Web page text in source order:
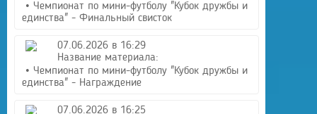
• Чемпионат по мини-футболу "Кубок дружбы и
единства" - Финальный свисток
07.06.2026 в 16:29
Название материала:
• Чемпионат по мини-футболу "Кубок дружбы и
единства" - Награждение
07.06.2026 в 16:25